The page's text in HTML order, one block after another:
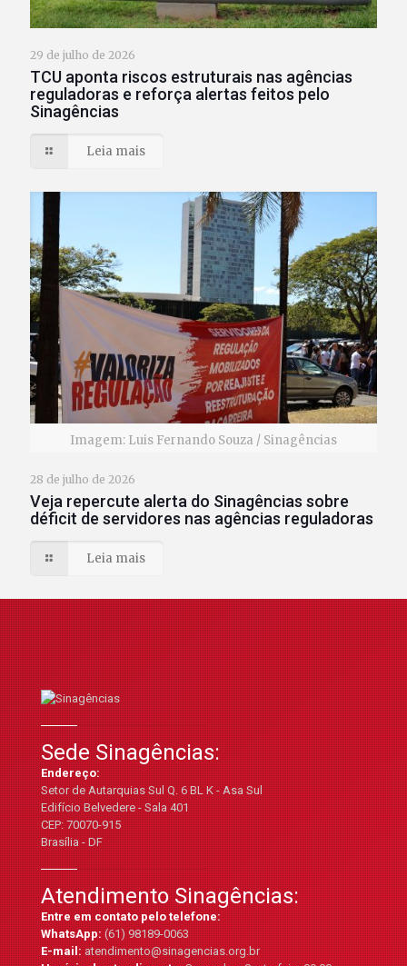
29 de julho de 2026
TCU aponta riscos estruturais nas agências
reguladoras e reforça alertas feitos pelo
Sinagências
Leia mais
Imagem: Luis Fernando Souza / Sinagências
28 de julho de 2026
Veja repercute alerta do Sinagências sobre
déficit de servidores nas agências reguladoras
Leia mais
Sede Sinagências:
Endereço:
Setor de Autarquias Sul Q. 6 BL K - Asa Sul
Edifício Belvedere - Sala 401
CEP: 70070-915
Brasília - DF
Atendimento Sinagências:
Entre em contato pelo telefone:
WhatsApp:(61) 98189-0063
E-mail:atendimento@sinagencias.org.br